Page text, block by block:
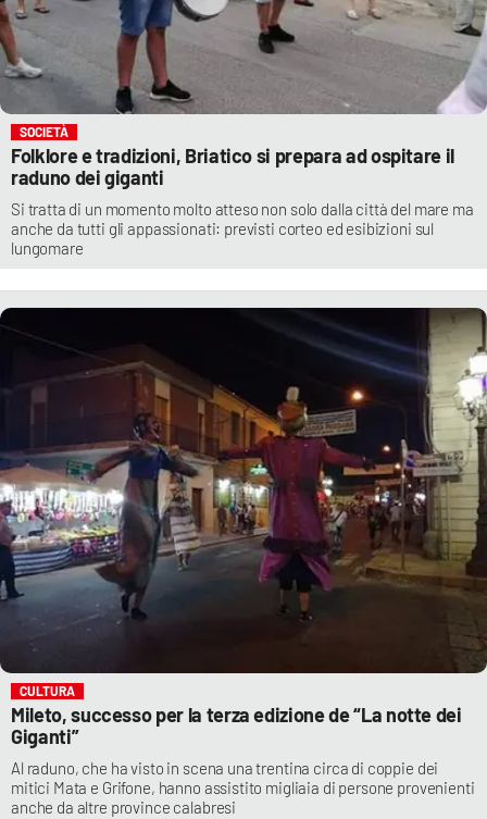
SOCIETÀ
Folklore e tradizioni, Briatico si prepara ad ospitare il
raduno dei giganti
Si tratta di un momento molto atteso non solo dalla città del mare ma
anche da tutti gli appassionati: previsti corteo ed esibizioni sul
lungomare
CULTURA
Mileto, successo per la terza edizione de “La notte dei
Giganti”
Al raduno, che ha visto in scena una trentina circa di coppie dei
mitici Mata e Grifone, hanno assistito migliaia di persone provenienti
anche da altre province calabresi